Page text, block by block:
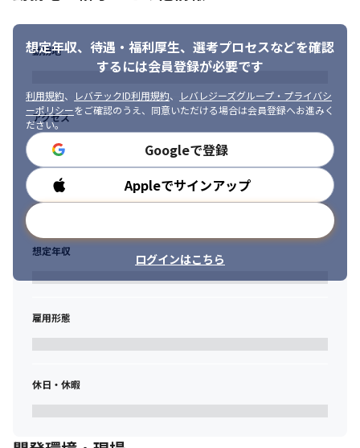
術的な好奇心を持つエンジニアがのびのびと力を発揮できます。
◆ 天満橋駅直結オフィス × メリハリのある働き方
勤のストレスがありません。SaaS型サービスのため緊急対応が発
生する場面はありますが、平常時の残業は少なく、長期的にパフ
ォーマンスを発揮できる環境です。
【チーム・カルチャー】
◆ 自社開発ならではの、職種横断のプロダクト開発
1つの開発案件に対して、営業・カスタマーサポート・デザイン・
開発がチームを組んで取り組みます。自社プロダクトだからこ
そ、「作ったものが現場でどう使われているか」をサポート経由
でダイレクトに把握でき、改善サイクルを自分事として回せる環
AIツールや新しいクラウドサービスなど、業務に活かせると判断
したものは積極的に採用していく方針です。「まずは試してみよ
◆ 中途入社が多く、フラットに議論できるチーム
社員の多くが中途採用で入社しており、年齢や社歴ではなく知見
領域においても、構成変更やツール導入の提案がエンジニア起点
・AWS／Linuxを中心とした既存スキルに留まらず、事業の成長に
合わせて新しい技術領域やアーキテクチャにも自ら手
を広げていける方
を感じられる方
想定年収、待遇・福利厚生、 選考プロセスなどを確認
するには会員登録が必要です
利用規約、 レバテックID利用規約、
レバレジーズグループ・プライバシ
ーポリシーをご確認のうえ、同意いただける場合は会員登録へお進みく
ださい。
Googleで登録
Appleでサインアップ
ログインはこちら
勤務地
アクセス
勤務時間
想定年収
雇用形態
休日・休暇